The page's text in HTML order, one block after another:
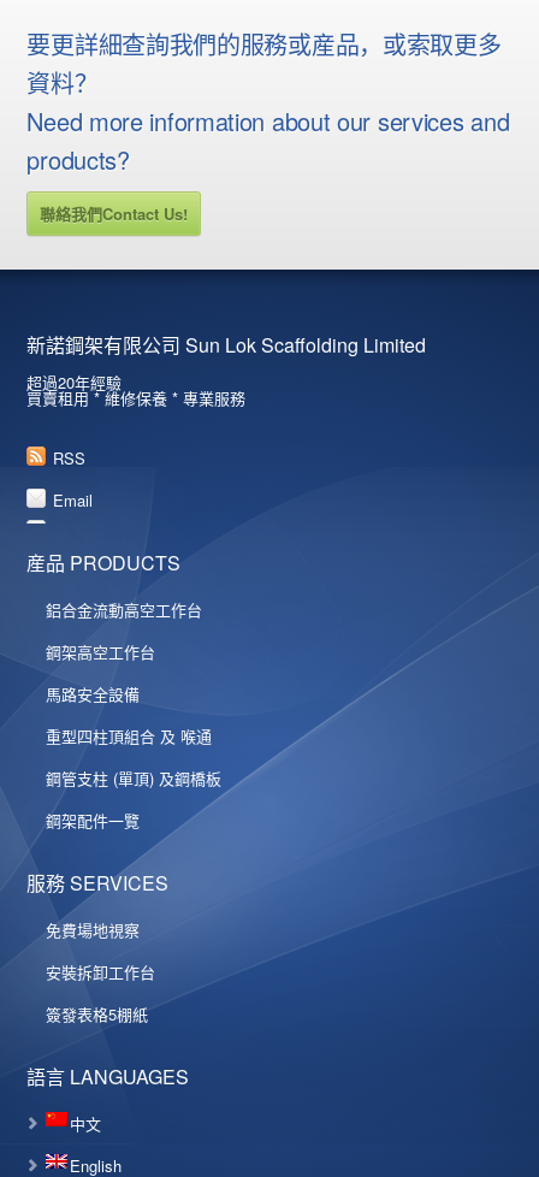
要更詳細查詢我們的服務或産品，或索取更多
資料？
Need more information about our services and
products?
聯絡我們Contact Us!
新諾鋼架有限公司 Sun Lok Scaffolding Limited
超過20年經驗
買賣租用 * 維修保養 * 專業服務
RSS
Email
産品 PRODUCTS
鋁合金流動高空工作台
鋼架高空工作台
馬路安全設備
重型四柱頂組合 及 喉通
鋼管支柱 (單頂) 及鋼橋板
鋼架配件一覽
服務 SERVICES
免費場地視察
安裝拆卸工作台
簽發表格5棚紙
語言 LANGUAGES
中文
English